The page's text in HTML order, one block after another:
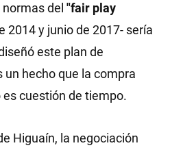
del "fair play
2014 y junio de 2017- sería
este plan de
un hecho que la compra
cuestión de tiempo.
Higuaín, la negociación